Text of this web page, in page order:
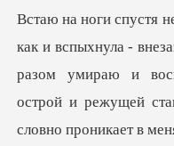
Пополнить
История чтения
Выйти
разом умираю и
острой и р